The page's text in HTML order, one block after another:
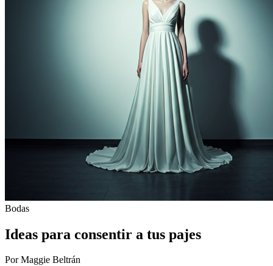
Bodas
Ideas para consentir a tus pajes
Por Maggie Beltrán